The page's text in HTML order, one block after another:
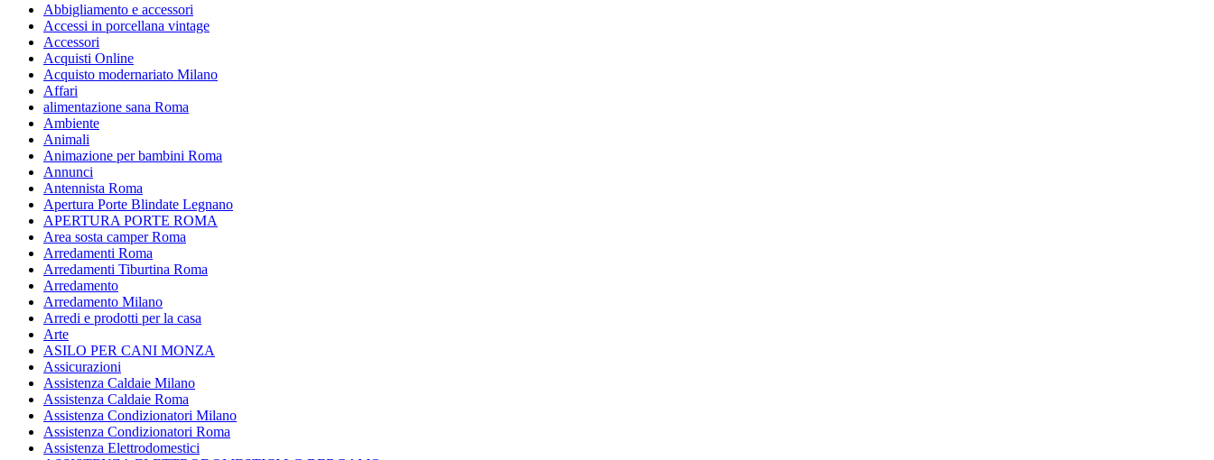
Abbigliamento e accessori
Accessi in porcellana vintage
Accessori
Acquisti Online
Acquisto modernariato Milano
Affari
alimentazione sana Roma
Ambiente
Animali
Animazione per bambini Roma
Annunci
Antennista Roma
Apertura Porte Blindate Legnano
APERTURA PORTE ROMA
Area sosta camper Roma
Arredamenti Roma
Arredamenti Tiburtina Roma
Arredamento
Arredamento Milano
Arredi e prodotti per la casa
Arte
ASILO PER CANI MONZA
Assicurazioni
Assistenza Caldaie Milano
Assistenza Caldaie Roma
Assistenza Condizionatori Milano
Assistenza Condizionatori Roma
Assistenza Elettrodomestici